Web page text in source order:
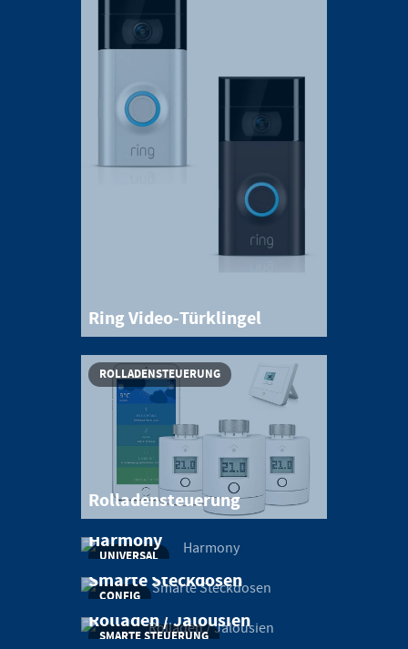
Ring Video-Türklingel
ROLLADENSTEUERUNG
Rolladensteuerung
UNIVERSAL
Harmony
CONFIG
Smarte Steckdosen
SMARTE STEUERUNG
Rolladen / Jalousien